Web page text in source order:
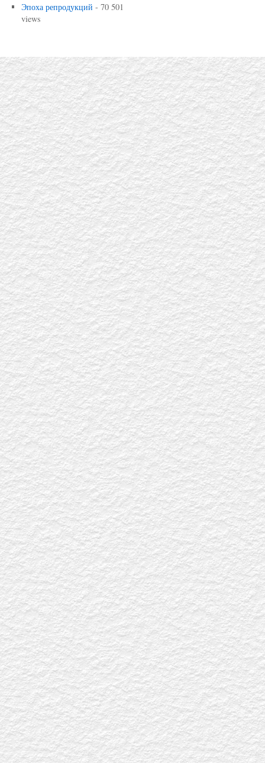
Эпоха репродукций - 70 501
views